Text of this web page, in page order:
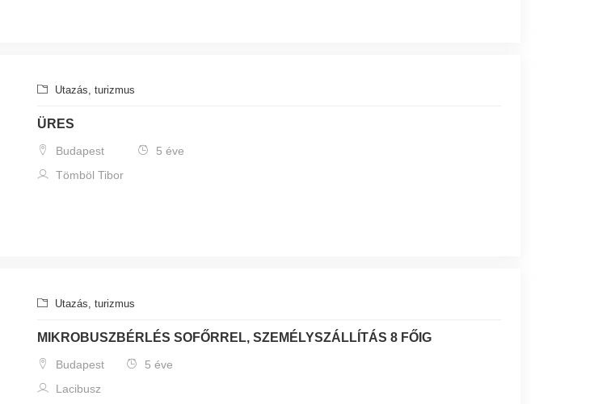
Utazás, turizmus
ÜRES
Budapest
5 éve
Tömböl Tibor
Utazás, turizmus
MIKROBUSZBÉRLÉS SOFŐRREL, SZEMÉLYSZÁLLÍTÁS 8 FŐIG
Budapest
5 éve
Lacibusz